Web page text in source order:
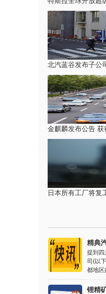
北汽蓝谷发布子公
金麒麟发布公告
日本所有工厂将复
精典
提到四
司(以
都地区
锂精